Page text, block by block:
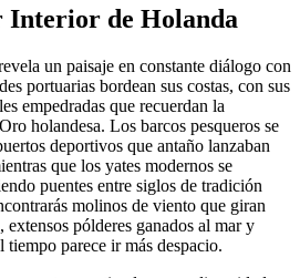
de Holanda
un paisaje en constante diálogo con
portuarias bordean sus costas, con sus
empedradas que recuerdan la
holandesa. Los barcos pesqueros se
deportivos que antaño lanzaban
que los yates modernos se
puentes entre siglos de tradición
molinos de viento que giran
extensos pólderes ganados al mar y
parece ir más despacio.